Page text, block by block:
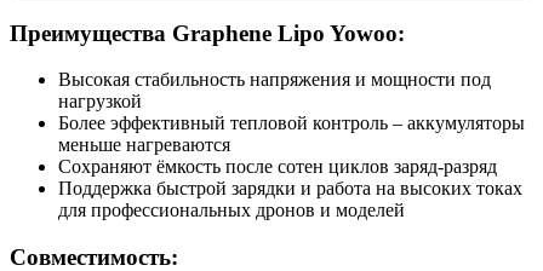
Преимущества Graphene Lipo Yowoo:
Высокая стабильность напряжения и мощности под
нагрузкой
Более эффективный тепловой контроль – аккумуляторы
меньше нагреваются
Сохраняют ёмкость после сотен циклов заряд-разряд
Поддержка быстрой зарядки и работа на высоких токах
для профессиональных дронов и моделей
Совместимость: